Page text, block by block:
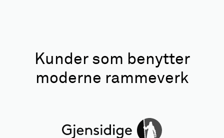
Kunder som benytter
moderne rammeverk